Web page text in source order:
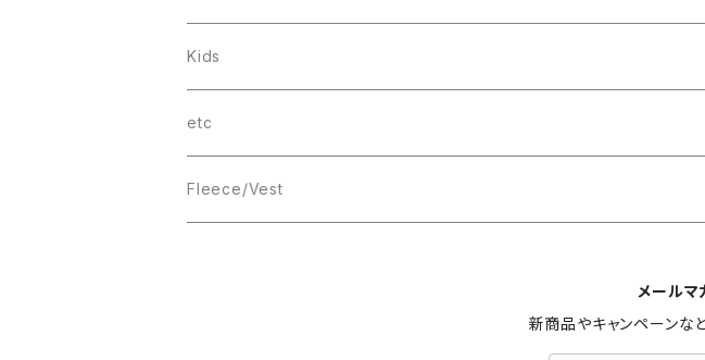
THINGS
wave
Box Logo
Kids
T-SHIRT
etc
Fleece/Vest
メールマ
新商品やキャンペーンな